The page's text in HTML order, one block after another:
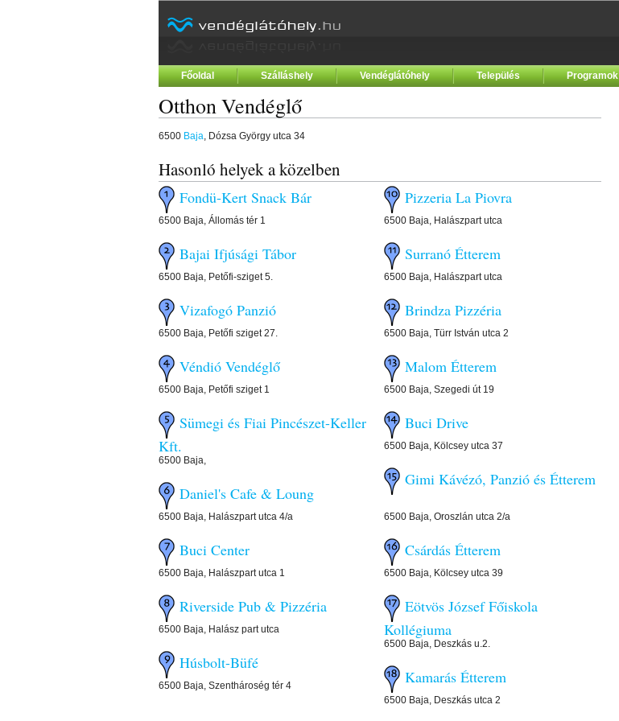
Főoldal Szálláshely Vendéglátóhely Település Programok
Otthon Vendéglő
6500 Baja, Dózsa György utca 34
Hasonló helyek a közelben
Fondü-Kert Snack Bár
6500 Baja, Állomás tér 1
Bajai Ifjúsági Tábor
6500 Baja, Petőfi-sziget 5.
Vizafogó Panzió
6500 Baja, Petőfi sziget 27.
Véndió Vendéglő
6500 Baja, Petőfi sziget 1
Sümegi és Fiai Pincészet-Keller
Kft.
6500 Baja,
Daniel's Cafe & Loung
6500 Baja, Halászpart utca 4/a
Buci Center
6500 Baja, Halászpart utca 1
Riverside Pub & Pizzéria
6500 Baja, Halász part utca
Húsbolt-Büfé
6500 Baja, Szenthároség tér 4
Pizzeria La Piovra
6500 Baja, Halászpart utca
Surranó Étterem
6500 Baja, Halászpart utca
Brindza Pizzéria
6500 Baja, Türr István utca 2
Malom Étterem
6500 Baja, Szegedi út 19
Buci Drive
6500 Baja, Kölcsey utca 37
Gimi Kávézó, Panzió és Étterem
6500 Baja, Oroszlán utca 2/a
Csárdás Étterem
6500 Baja, Kölcsey utca 39
Eötvös József Főiskola
Kollégiuma
6500 Baja, Deszkás u.2.
Kamarás Étterem
6500 Baja, Deszkás utca 2